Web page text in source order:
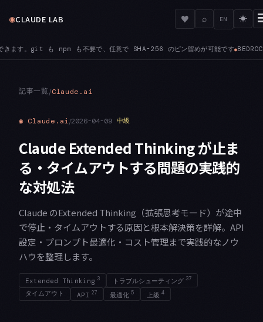
◉CLAUDE LAB ♥ ⌕ EN ☀
す ●BEDROCK — ANTHROPIC_BEDROCK_REGION_PREFIX により、
記事一覧/Claude.ai
◉ Claude.ai/2026-04-09 中級
Claude Extended Thinking が止ま
る・タイムアウトする問題の実践的
な対処法
Claude のExtended Thinking（拡張思考モード）が途中
で停止・タイムアウトする原因と根本解決策を詳解。API
設定・プロンプト最適化・コスト管理まで実践的なノウ
ハウを整理します。
Extended Thinking 3 トラブルシューティング 37
タイムアウト API 27 最適化 5 上級 4